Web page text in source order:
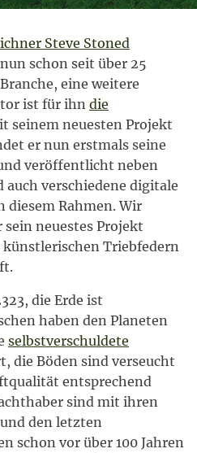
Steve Stoned
schon seit über 25
eine weitere
ist für ihn die
seinem neuesten Projekt
er nun erstmals seine
veröffentlicht neben
auch verschiedene digitale
diesem Rahmen. Wir
neuestes Projekt
künstlerischen Triebfedern
die Erde ist
haben den Planeten
selbstverschuldete
die Böden sind verseucht
entsprechend
sind mit ihren
den letzten
schon vor über 100 Jahren